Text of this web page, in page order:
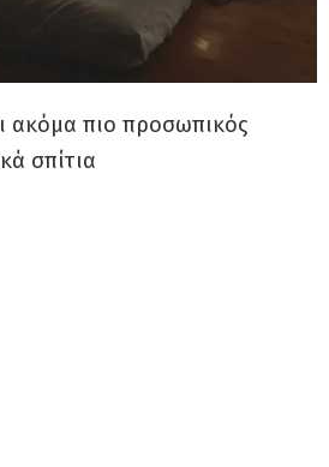
ακόμα πιο προσωπικός
σπίτια